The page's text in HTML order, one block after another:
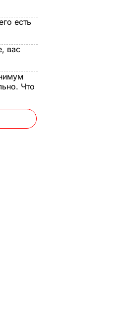
есть
вас
Что